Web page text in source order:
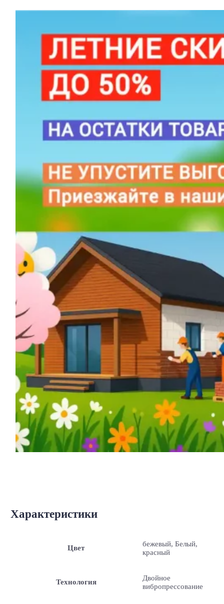
Характеристики
Цвет
бежевый, Белый,
красный
Технология
Двойное
вибропрессование